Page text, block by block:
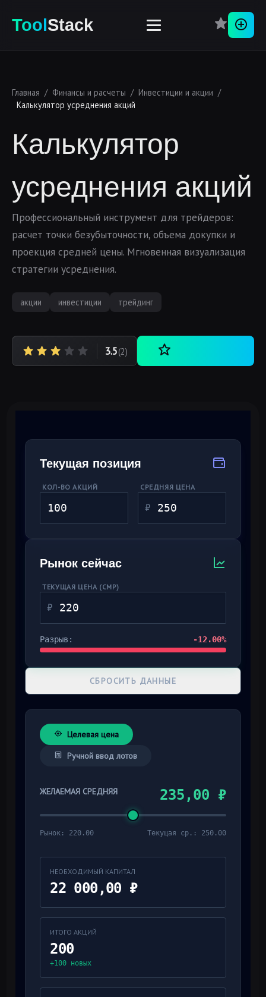
ToolStack
Главная / Финансы и расчеты / Инвестиции и акции /
Калькулятор усреднения акций
Калькулятор
усреднения акций
Профессиональный инструмент для трейдеров:
расчет точки безубыточности, объема докупки и
проекция средней цены. Мгновенная визуализация
стратегии усреднения.
акции инвестиции трейдинг
3.5(2)
Текущая позиция
КОЛ-ВО АКЦИЙ СРЕДНЯЯ ЦЕНА
₽
Рынок сейчас
ТЕКУЩАЯ ЦЕНА (CMP)
₽
Разрыв: -12.00%
СБРОСИТЬ ДАННЫЕ
Целевая цена
Ручной ввод лотов
ЖЕЛАЕМАЯ СРЕДНЯЯ 235,00 ₽
Рынок: 220.00 Текущая ср.: 250.00
НЕОБХОДИМЫЙ КАПИТАЛ
22 000,00 ₽
ИТОГО АКЦИЙ
200
+100 новых